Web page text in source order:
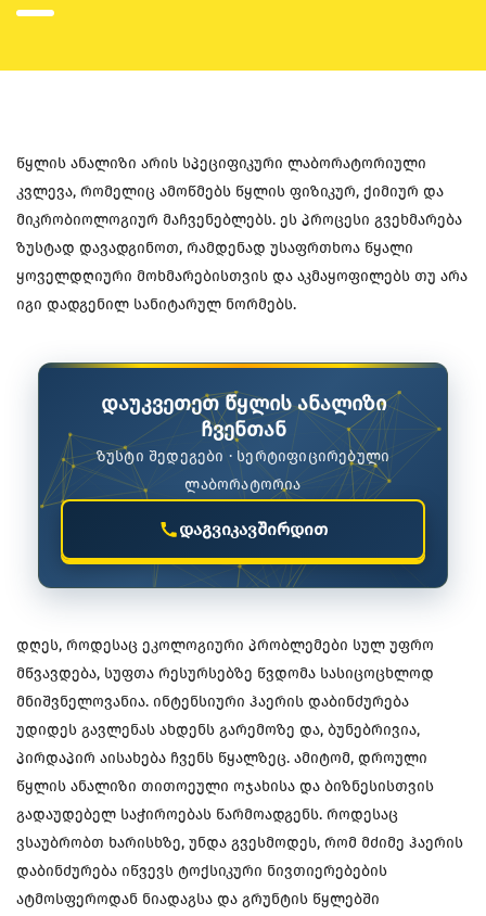
წყლის ანალიზი არის სპეციფიკური ლაბორატორიული
კვლევა, რომელიც ამოწმებს წყლის ფიზიკურ, ქიმიურ და
მიკრობიოლოგიურ მაჩვენებლებს. ეს პროცესი გვეხმარება
ზუსტად დავადგინოთ, რამდენად უსაფრთხოა წყალი
ყოველდღიური მოხმარებისთვის და აკმაყოფილებს თუ არა
იგი დადგენილ სანიტარულ ნორმებს.
დაუკვეთეთ წყლის ანალიზი
ჩვენთან
ზუსტი შედეგები · სერტიფიცირებული
ლაბორატორია
დაგვიკავშირდით
დღეს, როდესაც ეკოლოგიური პრობლემები სულ უფრო
მწვავდება, სუფთა რესურსებზე წვდომა სასიცოცხლოდ
მნიშვნელოვანია. ინტენსიური ჰაერის დაბინძურება
უდიდეს გავლენას ახდენს გარემოზე და, ბუნებრივია,
პირდაპირ აისახება ჩვენს წყალზეც. ამიტომ, დროული
წყლის ანალიზი თითოეული ოჯახისა და ბიზნესისთვის
გადაუდებელ საჭიროებას წარმოადგენს. როდესაც
ვსაუბრობთ ხარისხზე, უნდა გვესმოდეს, რომ მძიმე ჰაერის
დაბინძურება იწვევს ტოქსიკური ნივთიერებების
ატმოსფეროდან ნიადაგსა და გრუნტის წყლებში